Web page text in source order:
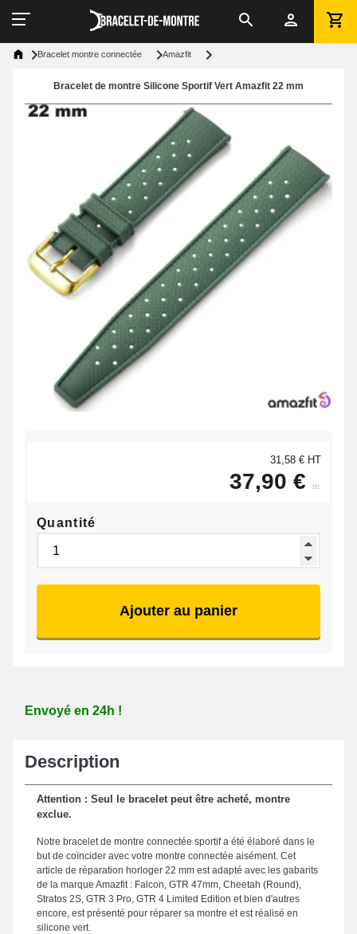
Bracelet montre connectée Amazfit
Bracelet de montre Silicone Sportif Vert Amazfit 22 mm
31,58 € HT
37,90 € ttc
Quantité
Ajouter au panier
Envoyé en 24h !
Description
Attention : Seul le bracelet peut être acheté, montre
exclue.
Notre bracelet de montre connectée sportif a été élaboré dans le
but de coïncider avec votre montre connectée aisément. Cet
article de réparation horloger 22 mm est adapté avec les gabarits
de la marque Amazfit : Falcon, GTR 47mm, Cheetah (Round),
Stratos 2S, GTR 3 Pro, GTR 4 Limited Edition et bien d'autres
encore, est présenté pour réparer sa montre et est réalisé en
silicone vert.